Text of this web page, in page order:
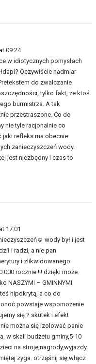
09:24
w idiotycznych pomysłach
Oczywiście nadmiar
do zwalczanie
tylko fakt, że ktoś
burmistrza. A tak
przestraszone. Co do
nie tyle racjonalnie co
jaki refleks ma obecnie
zanieczyszczeń wody.
jest niezbędny i czas to
17:01
wody był i jest
i radzi, a nie pan
i zlikwidowanego
rocznie !!! dzięki może
NASZYMI – GMINNYMI
hipokrytą, a co do
powstaje wspomożenie
się ? skutek i efekt
można się izolować panie
w skali budżetu gminy,5-10
na stroje,nagrody,wyjazdy
zyga. otrząśnij się,włącz